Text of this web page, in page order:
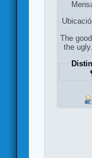
The
the